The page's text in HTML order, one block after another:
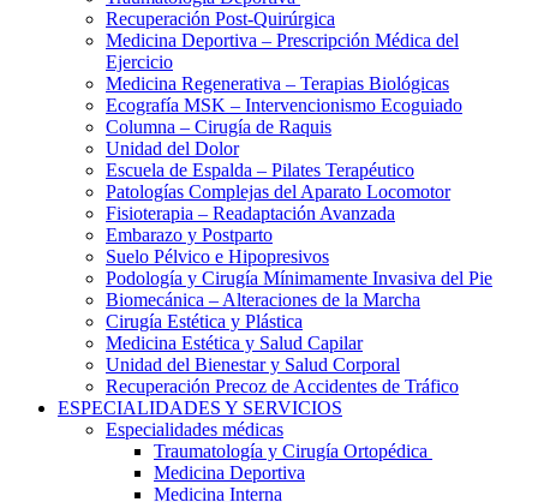
Recuperación Post-Quirúrgica
Medicina Deportiva – Prescripción Médica del
Ejercicio
Medicina Regenerativa – Terapias Biológicas
Ecografía MSK – Intervencionismo Ecoguiado
Columna – Cirugía de Raquis
Unidad del Dolor
Escuela de Espalda – Pilates Terapéutico
Patologías Complejas del Aparato Locomotor
Fisioterapia – Readaptación Avanzada
Embarazo y Postparto
Suelo Pélvico e Hipopresivos
Podología y Cirugía Mínimamente Invasiva del Pie
Biomecánica – Alteraciones de la Marcha
Cirugía Estética y Plástica
Medicina Estética y Salud Capilar
Unidad del Bienestar y Salud Corporal
Recuperación Precoz de Accidentes de Tráfico
ESPECIALIDADES Y SERVICIOS
Especialidades médicas
Traumatología y Cirugía Ortopédica
Medicina Deportiva
Medicina Interna